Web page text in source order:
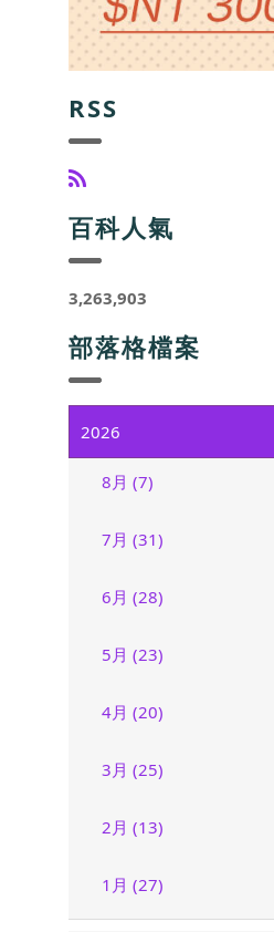
RSS
百科人氣
3,263,903
部落格檔案
2026
8月 (7)
7月 (31)
6月 (28)
5月 (23)
4月 (20)
3月 (25)
2月 (13)
1月 (27)